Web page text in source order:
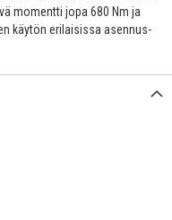
momentti jopa 680 Nm ja
käytön erilaisissa asennus-